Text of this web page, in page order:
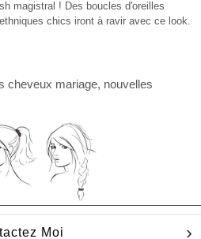
magistral ! Des boucles d'oreilles
chics iront à ravir avec ce look.
cheveux mariage, nouvelles
Moi